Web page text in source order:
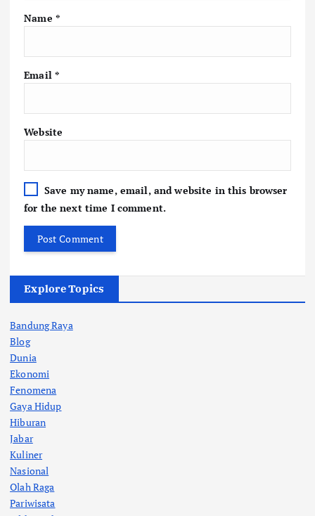
Name *
Email *
Website
Save my name, email, and website in this browser
for the next time I comment.
Explore Topics
Bandung Raya
Blog
Dunia
Ekonomi
Fenomena
Gaya Hidup
Hiburan
Jabar
Kuliner
Nasional
Olah Raga
Pariwisata